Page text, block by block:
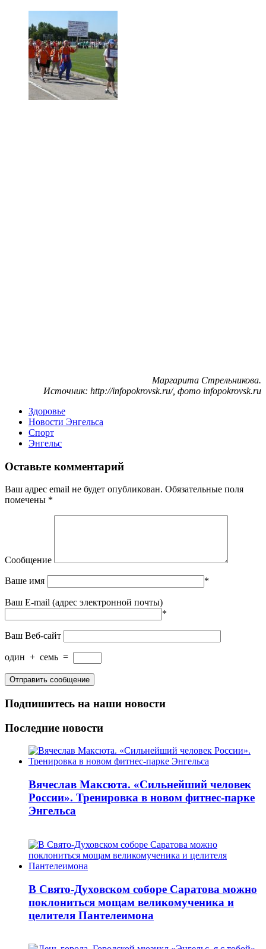
Маргарита Стрельникова.
Источник: http://infopokrovsk.ru/, фото infopokrovsk.ru
Здоровье
Новости Энгельса
Спорт
Энгельс
Оставьте комментарий
Ваш адрес email не будет опубликован. Обязательные поля
помечены *
Сообщение
Ваше имя *
Ваш E-mail (адрес электронной почты)
*
Ваш Веб-сайт
один + семь =
Подпишитесь на наши новости
Последние новости
Вячеслав Максюта. «Сильнейший человек
России». Тренировка в новом фитнес-парке
Энгельса
В Свято-Духовском соборе Саратова можно
поклониться мощам великомученика и
целителя Пантелеимона